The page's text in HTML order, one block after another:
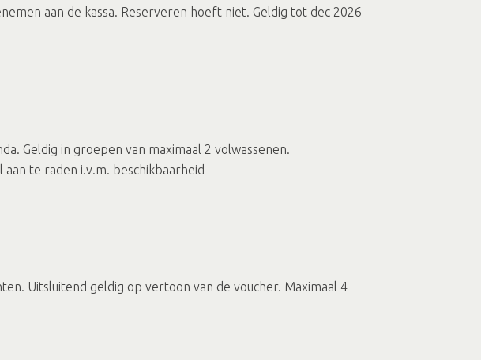
aan de kassa. Reserveren hoeft niet. Geldig tot dec 2026
Geldig in groepen van maximaal 2 volwassenen.
te raden i.v.m. beschikbaarheid
Uitsluitend geldig op vertoon van de voucher. Maximaal 4